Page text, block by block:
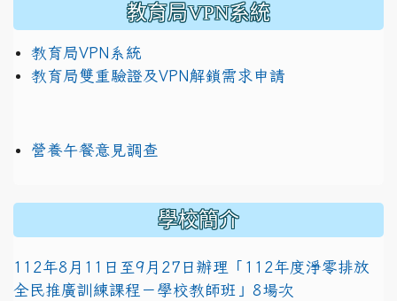
教育局VPN系統
教育局VPN系統
教育局雙重驗證及VPN解鎖需求申請
營養午餐意見調查
學校簡介
112年8月11日至9月27日辦理「112年度淨零排放
全民推廣訓練課程－學校教師班」8場次